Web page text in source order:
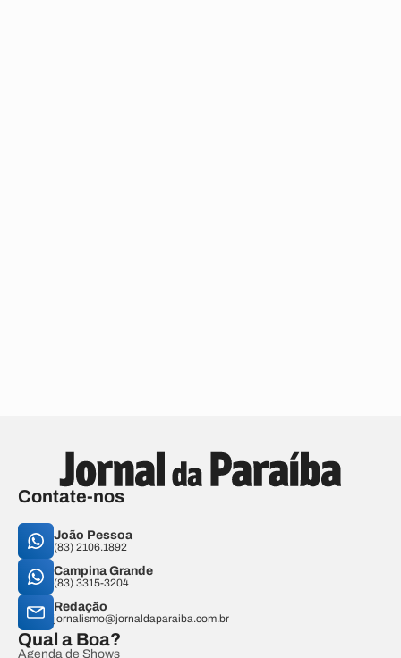
Contate-nos
João Pessoa
(83) 2106.1892
Campina Grande
(83) 3315-3204
Redação
jornalismo@jornaldaparaiba.com.br
Qual a Boa?
Agenda de Shows